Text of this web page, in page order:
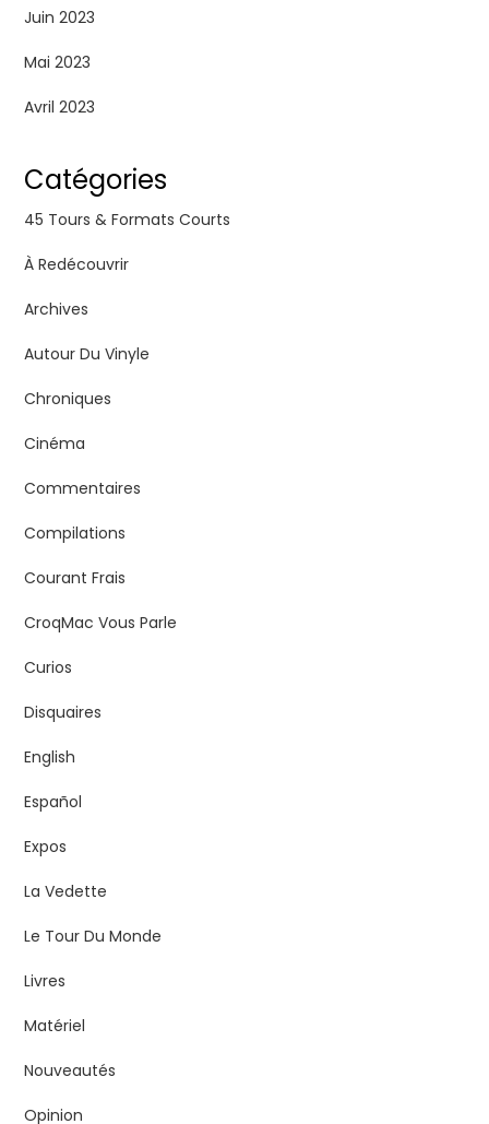
Juin 2023
Mai 2023
Avril 2023
Catégories
45 Tours & Formats Courts
À Redécouvrir
Archives
Autour Du Vinyle
Chroniques
Cinéma
Commentaires
Compilations
Courant Frais
CroqMac Vous Parle
Curios
Disquaires
English
Español
Expos
La Vedette
Le Tour Du Monde
Livres
Matériel
Nouveautés
Opinion